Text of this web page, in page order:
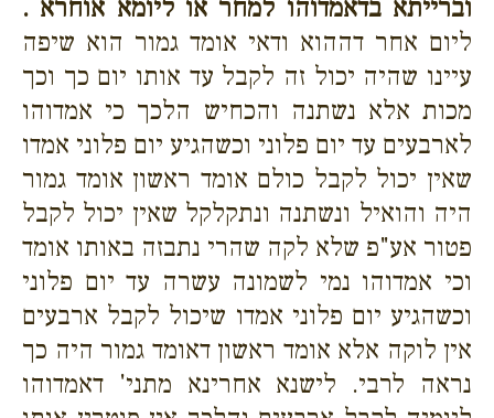
וברייתא בדאמדוהו למחר או ליומא אוחרא .
ליום אחר דההוא ודאי אומד גמור הוא שיפה
עיינו שהיה יכול זה לקבל עד אותו יום כך וכך
מכות אלא נשתנה והכחיש הלכך כי אמדוהו
לארבעים עד יום פלוני וכשהגיע יום פלוני אמדו
שאין יכול לקבל כולם אומד ראשון אומד גמור
היה והואיל ונשתנה ונתקלקל שאין יכול לקבל
פטור אע"פ שלא לקה שהרי נתבזה באותו אומד
וכי אמדוהו נמי לשמונה עשרה עד יום פלוני
וכשהגיע יום פלוני אמדו שיכול לקבל ארבעים
אין לוקה אלא אומד ראשון דאומד גמור היה כך
נראה לרבי. לישנא אחרינא מתני' דאמדוהו